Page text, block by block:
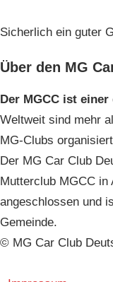
Sicherlich ein guter
Über den MG
Der MGCC ist
Weltweit sind mehr
MG-Clubs
Der MG Car Club
Mutterclub MGCC in
angeschlossen und
Gemeinde.
© MG Car Club